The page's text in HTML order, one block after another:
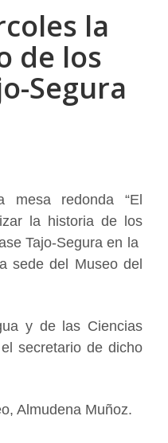
la
de los
Segura
mesa redonda “El
la historia de los
Tajo-Segura en la
sede del Museo del
y de las Ciencias
secretario de dicho
Almudena Muñoz.